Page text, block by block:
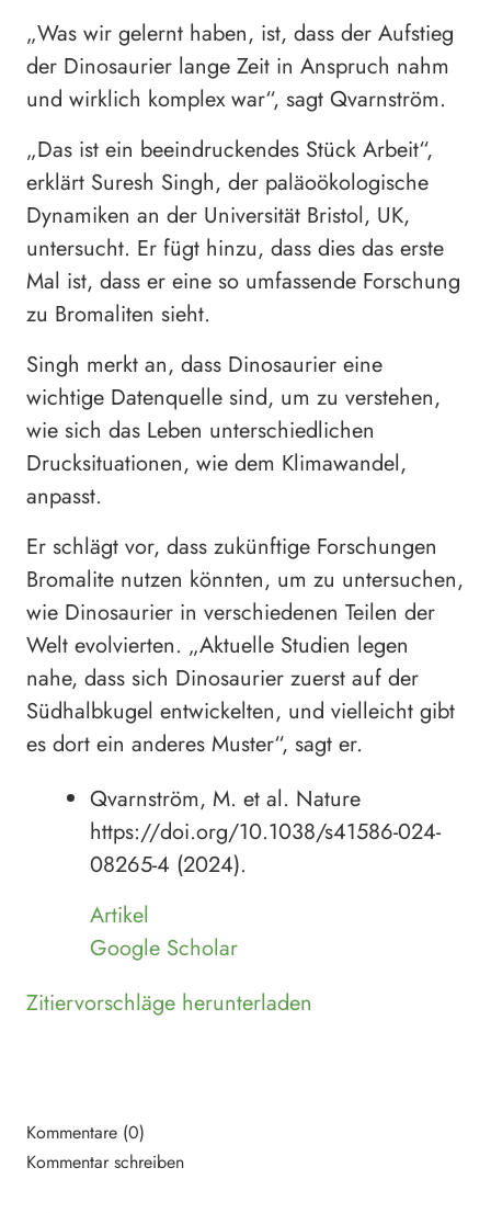
„Was wir gelernt haben, ist, dass der Aufstieg
der Dinosaurier lange Zeit in Anspruch nahm
und wirklich komplex war“, sagt Qvarnström.
„Das ist ein beeindruckendes Stück Arbeit“,
erklärt Suresh Singh, der paläoökologische
Dynamiken an der Universität Bristol, UK,
untersucht. Er fügt hinzu, dass dies das erste
Mal ist, dass er eine so umfassende Forschung
zu Bromaliten sieht.
Singh merkt an, dass Dinosaurier eine
wichtige Datenquelle sind, um zu verstehen,
wie sich das Leben unterschiedlichen
Drucksituationen, wie dem Klimawandel,
anpasst.
Er schlägt vor, dass zukünftige Forschungen
Bromalite nutzen könnten, um zu untersuchen,
wie Dinosaurier in verschiedenen Teilen der
Welt evolvierten. „Aktuelle Studien legen
nahe, dass sich Dinosaurier zuerst auf der
Südhalbkugel entwickelten, und vielleicht gibt
es dort ein anderes Muster“, sagt er.
Qvarnström, M. et al. Nature
https://doi.org/10.1038/s41586-024-
08265-4 (2024).
Artikel
Google Scholar
Zitiervorschläge herunterladen
Kommentare (0)
Kommentar schreiben